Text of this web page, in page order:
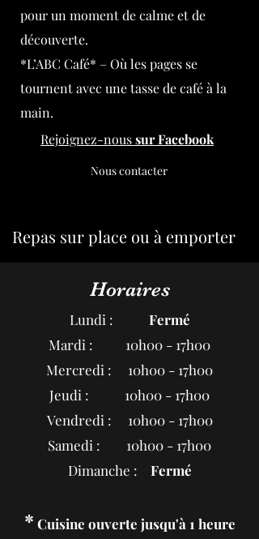
pour un moment de calme et de
découverte.
*L’ABC Café* – Où les pages se
tournent avec une tasse de café à la
main.
Rejoignez-noussur Facebook
Nous contacter
Repas sur place ou à emporter
Horaires
Lundi : Fermé
Mardi : 10h00 - 17h00
Mercredi : 10h00 - 17h00
Jeudi : 10h00 - 17h00
Vendredi : 10h00 - 17h00
Samedi : 10h00 - 17h00
Dimanche : Fermé
* Cuisine ouverte jusqu'à 1 heure